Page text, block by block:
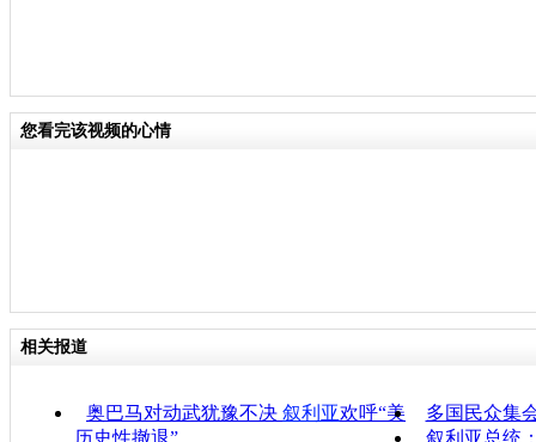
您看完该视频的心情
相关报道
奥巴马对动武犹豫不决 叙利亚欢呼“美
历史性撤退”
多国民众集
叙利亚总统